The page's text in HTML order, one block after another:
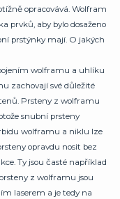
opracovává. Wolfram
prvků, aby bylo dosaženo
prstýnky mají. O jakých
wolframu a uhlíku
zachovají své důležité
Prsteny z wolframu
snubní prsteny
wolframu a niklu lze
opravdu nosit bez
Ty jsou časté například
z wolframu jsou
laserem a je tedy na